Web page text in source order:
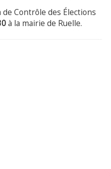
Contrôle des Élections
à la mairie de Ruelle.